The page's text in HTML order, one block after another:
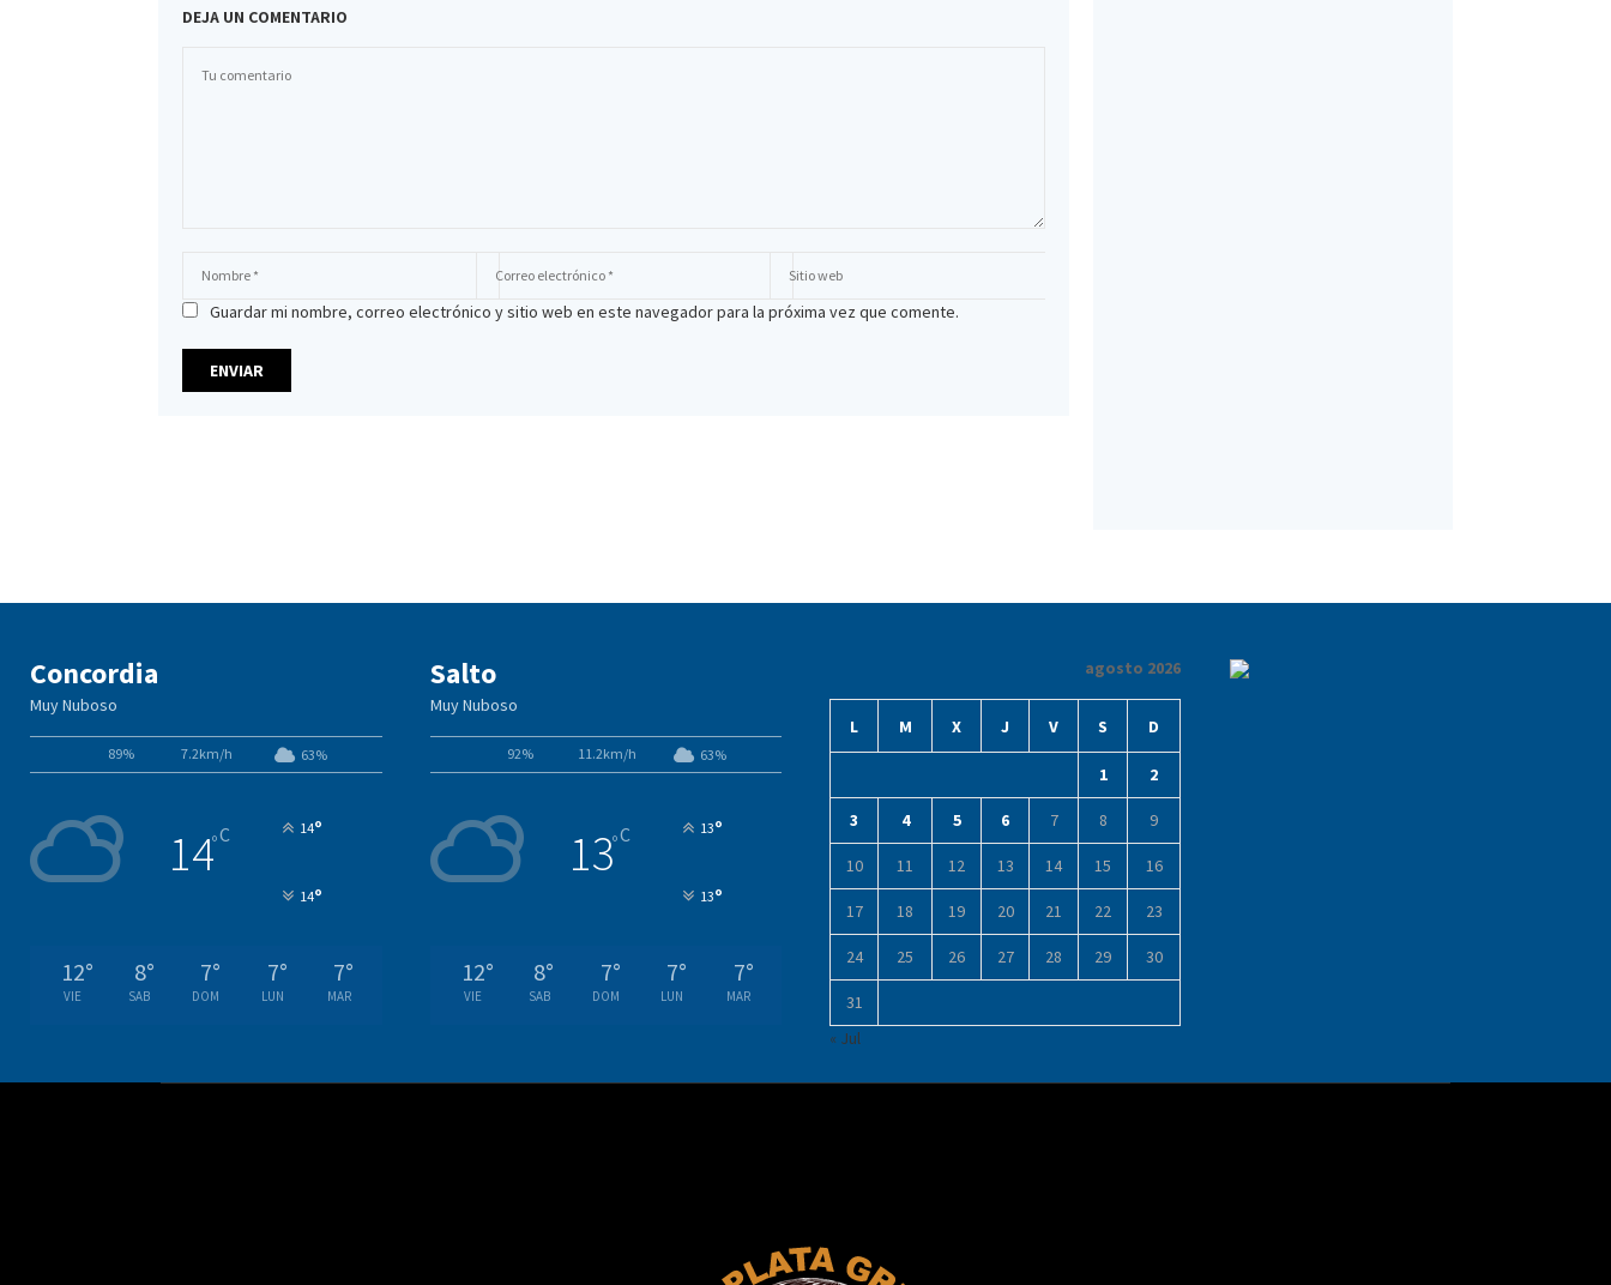
DEJA UN COMENTARIO
Guardar mi nombre, correo electrónico y sitio web en este navegador para la próxima vez que comente.
Concordia
Muy Nuboso
89% 7.2km/h 63%
14°C 14°
14°
12°
VIE
8°
SAB
7°
DOM
7°
LUN
7°
MAR
Salto
Muy Nuboso
92% 11.2km/h 63%
13°C 13°
13°
12°
VIE
8°
SAB
7°
DOM
7°
LUN
7°
MAR
agosto 2026
L M X J V S D
1 2
3 4 5 6 7 8 9
10 11 12 13 14 15 16
17 18 19 20 21 22 23
24 25 26 27 28 29 30
31
« Jul